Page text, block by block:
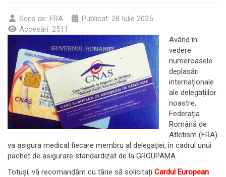
Scris de: FRA
Publicat: 28 Iulie 2025
Accesări: 2511
Având în
vedere
numeroasele
deplasări
internaționale
ale delegațiilor
noastre,
Federația
Română de
Atletism (FRA)
va asigura medical fiecare membru al delegației, în cadrul unui
pachet de asigurare standardizat de la GROUPAMA.
Totuși, vă recomandăm cu tărie să solicitați Cardul European